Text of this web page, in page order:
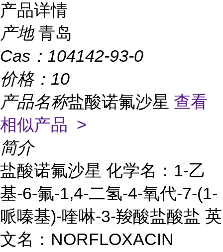
产品详情
产地 青岛
Cas： 104142-93-0
价格： 10
产品名称盐酸诺氟沙星 查看
相似产品 >
简介
盐酸诺氟沙星 化学名：1-乙
基-6-氟-1,4-二氢-4-氧代-7-(1-
哌嗪基)-喹啉-3-羧酸盐酸盐 英
文名：NORFLOXACIN